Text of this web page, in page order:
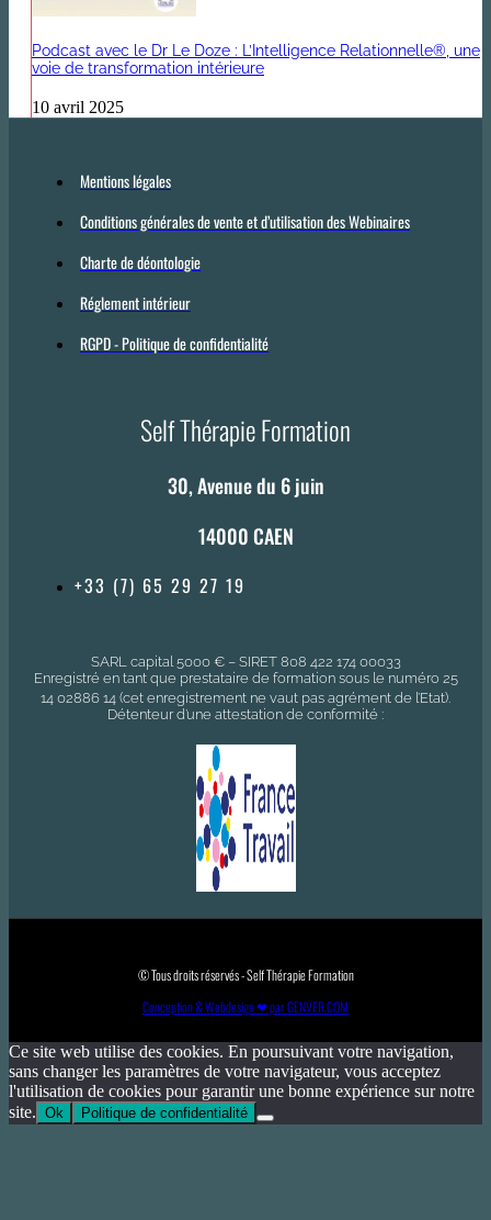
Podcast avec le Dr Le Doze : L’Intelligence Relationnelle®, une
voie de transformation intérieure
10 avril 2025
Mentions légales
Conditions générales de vente et d’utilisation des Webinaires
Charte de déontologie
Réglement intérieur
RGPD - Politique de confidentialité
Self Thérapie Formation
30, Avenue du 6 juin
14000 CAEN
+33 (7) 65 29 27 19
SARL capital 5000 € – SIRET 808 422 174 00033
Enregistré en tant que prestataire de formation sous le numéro 25
14 02886 14 (cet enregistrement ne vaut pas agrément de l’Etat).
Détenteur d’une attestation de conformité :
© Tous droits réservés - Self Thérapie Formation
Conception & Webdesign ❤ par GENVER.COM
Ce site web utilise des cookies. En poursuivant votre navigation,
sans changer les paramètres de votre navigateur, vous acceptez
l'utilisation de cookies pour garantir une bonne expérience sur notre
site. Ok Politique de confidentialité